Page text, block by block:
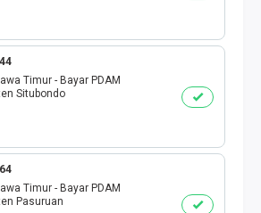
Timur - Bayar PDAM
Situbondo
Timur - Bayar PDAM
Pasuruan